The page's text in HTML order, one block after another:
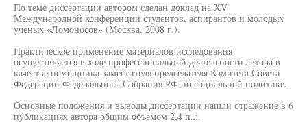
По теме диссертации автором сделан доклад на XV
Международной конференции студентов, аспирантов и молодых
ученых «Ломоносов» (Москва, 2008 г.).
Практическое применение материалов исследования
осуществляется в ходе профессиональной деятельности автора в
качестве помощника заместителя председателя Комитета Совета
Федерации Федерального Собрания РФ по социальной политике.
Основные положения и выводы диссертации нашли отражение в 6
публикациях автора общим объемом 2,4 п.л.